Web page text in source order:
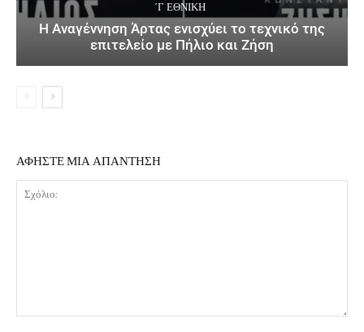
΄Γ ΕΘΝΙΚΉ
Η Αναγέννηση Άρτας ενισχύει το τεχνικό της
επιτελείο με Πήλιο και Ζήση
ΑΦΗΣΤΕ ΜΙΑ ΑΠΑΝΤΗΣΗ